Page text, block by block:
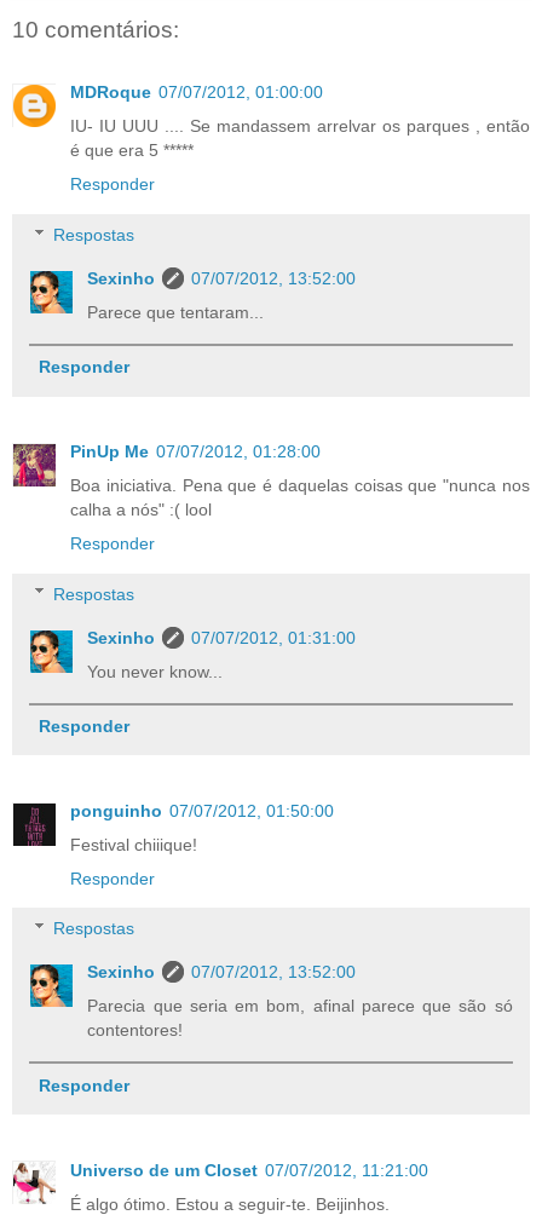
10 comentários:
MDRoque 07/07/2012, 01:00:00
IU- IU UUU .... Se mandassem arrelvar os parques , então
é que era 5 *****
Responder
Respostas
Sexinho
07/07/2012, 13:52:00
Parece que tentaram...
Responder
PinUp Me 07/07/2012, 01:28:00
Boa iniciativa. Pena que é daquelas coisas que "nunca nos
calha a nós" :( lool
Responder
Respostas
Sexinho
07/07/2012, 01:31:00
You never know...
Responder
ponguinho 07/07/2012, 01:50:00
Festival chiiique!
Responder
Respostas
Sexinho
07/07/2012, 13:52:00
Parecia que seria em bom, afinal parece que são só
contentores!
Responder
Universo de um Closet 07/07/2012, 11:21:00
É algo ótimo. Estou a seguir-te. Beijinhos.